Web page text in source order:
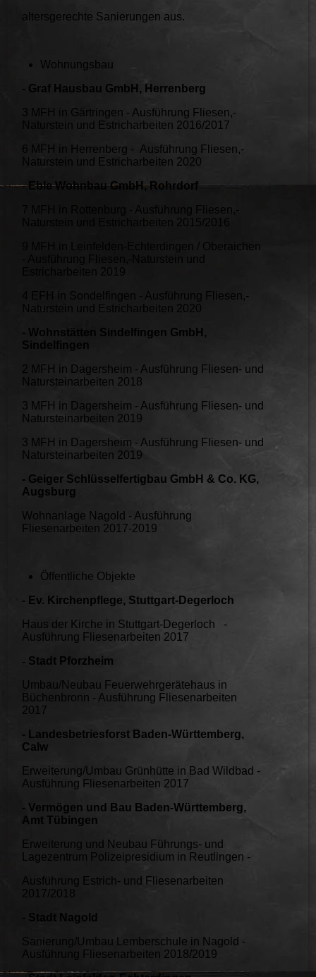
altersgerechte Sanierungen aus.
Wohnungsbau
- Graf Hausbau GmbH, Herrenberg
3 MFH in Gärtringen - Ausführung Fliesen,-
Naturstein und Estricharbeiten 2016/2017
6 MFH in Herrenberg - Ausführung Fliesen,-
Naturstein und Estricharbeiten 2020
-Eble Wohnbau GmbH, Rohrdorf
7 MFH in Rottenburg - Ausführung Fliesen,-
Naturstein und Estricharbeiten 2015/2016
9 MFH in Leinfelden-Echterdingen / Oberaichen
Estricharbeiten 2019
4 EFH in Sondelfingen - Ausführung Fliesen,-
Naturstein und Estricharbeiten 2020
- Wohnstätten Sindelfingen GmbH,
Sindelfingen
2 MFH in Dagersheim - Ausführung Fliesen- und
Natursteinarbeiten 2018
3 MFH in Dagersheim - Ausführung Fliesen- und
Natursteinarbeiten 2019
3 MFH in Dagersheim - Ausführung Fliesen- und
Natursteinarbeiten 2019
- Geiger Schlüsselfertigbau GmbH & Co. KG,
Augsburg
Wohnanlage Nagold - Ausführung
Fliesenarbeiten 2017-2019
Öffentliche Objekte
- Ev. Kirchenpflege, Stuttgart-Degerloch
Haus der Kirche in Stuttgart-Degerloch -
Ausführung Fliesenarbeiten 2017
- Stadt Pforzheim
Umbau/Neubau Feuerwehrgerätehaus in
Büchenbronn - Ausführung Fliesenarbeiten
2017
- Landesbetriesforst Baden-Württemberg,
Calw
Erweiterung/Umbau Grünhütte in Bad Wildbad -
Ausführung Fliesenarbeiten 2017
- Vermögen und Bau Baden-Württemberg,
Amt Tübingen
Erweiterung und Neubau Führungs- und
Lagezentrum Polizeipresidium in Reutlingen -
Ausführung Estrich- und Fliesenarbeiten
2017/2018
- Stadt Nagold
Sanierung/Umbau Lemberschule in Nagold -
Ausführung Fliesenarbeiten 2018/2019